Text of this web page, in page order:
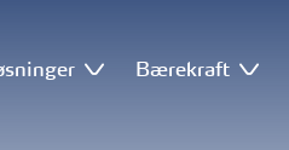
Bærekraft